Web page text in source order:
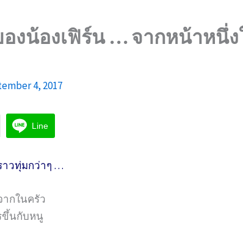
องน้องเฟิร์น … จากหน้าหนึ่
4, 2017
Line
าวทุ่มกว่าๆ …
กในครัว
ขึ้นกับหนู